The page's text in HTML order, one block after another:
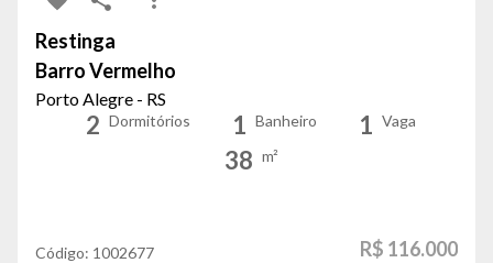
Restinga
Barro Vermelho
Porto Alegre - RS
2 Dormitórios 1 Banheiro 1 Vaga
38 m²
Código: 1002677 R$ 116.000